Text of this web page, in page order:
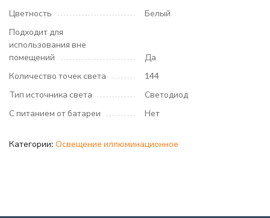
Цветность
Белый
Подходит для
использования вне
помещений
Да
Количество точек света
144
Тип источника света
Светодиод
С питанием от батареи
Нет
Категории: Освещение иллюминационное